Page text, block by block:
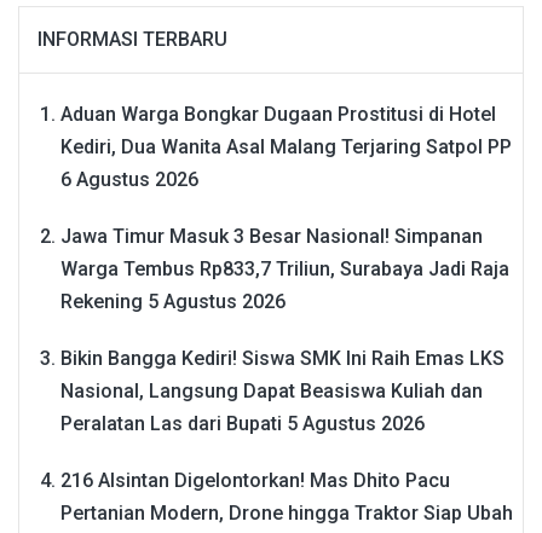
INFORMASI TERBARU
Aduan Warga Bongkar Dugaan Prostitusi di Hotel
Kediri, Dua Wanita Asal Malang Terjaring Satpol PP
6 Agustus 2026
Jawa Timur Masuk 3 Besar Nasional! Simpanan
Warga Tembus Rp833,7 Triliun, Surabaya Jadi Raja
Rekening 5 Agustus 2026
Bikin Bangga Kediri! Siswa SMK Ini Raih Emas LKS
Nasional, Langsung Dapat Beasiswa Kuliah dan
Peralatan Las dari Bupati 5 Agustus 2026
216 Alsintan Digelontorkan! Mas Dhito Pacu
Pertanian Modern, Drone hingga Traktor Siap Ubah